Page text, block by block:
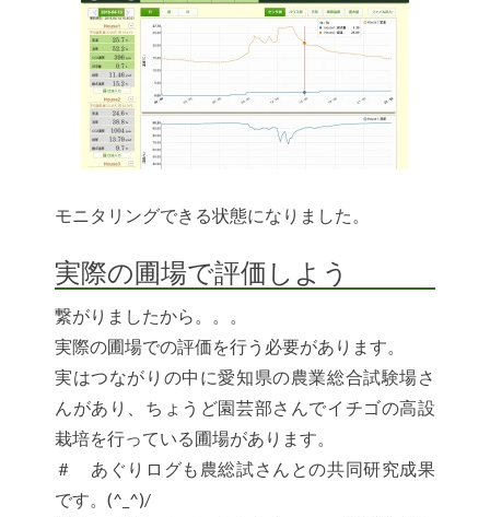
モニタリングできる状態になりました。
実際の圃場で評価しよう
繋がりましたから。。。
実際の圃場での評価を行う必要があります。
実はつながりの中に愛知県の農業総合試験場さ
んがあり、ちょうど園芸部さんでイチゴの高設
栽培を行っている圃場があります。
＃ あぐりログも農総試さんとの共同研究成果
です。(^_^)/